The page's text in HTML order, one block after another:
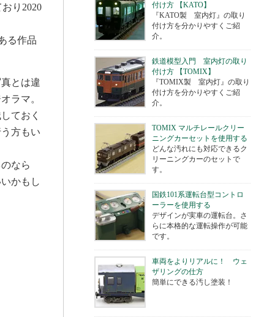
り2020
る作品
とは違
ラマ。
ておく
方もい
なら
かもし
付け方 【KATO】
『KATO製 室内灯』の取り
付け方を分かりやすくご紹
介。
鉄道模型入門 室内灯の取り
付け方 【TOMIX】
『TOMIX製 室内灯』の取り
付け方を分かりやすくご紹
介。
TOMIX マルチレールクリー
ニングカーセットを使用する
どんな汚れにも対応できるク
リーニングカーのセットで
す。
国鉄101系運転台型コントロ
ーラーを使用する
デザインが実車の運転台。さ
らに本格的な運転操作が可能
です。
車両をよりリアルに！ ウェ
ザリングの仕方
簡単にできる汚し塗装！